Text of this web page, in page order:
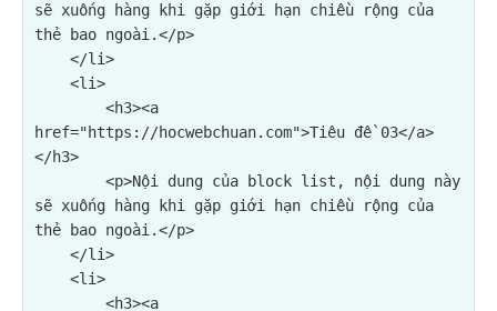
sẽ xuống hàng khi gặp giới hạn chiều rộng của
thẻ bao ngoài.</p>
href="https://hocwebchuan.com">Tiêu đề 03</a>
</h3>
<p>Nội dung của block list, nội dung này
sẽ xuống hàng khi gặp giới hạn chiều rộng của
thẻ bao ngoài.</p>